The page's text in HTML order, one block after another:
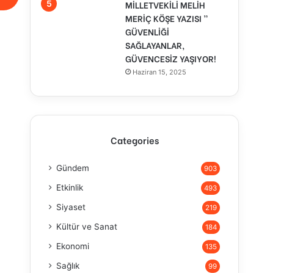
MİLLETVEKİLİ MELİH
MERİÇ KÖŞE YAZISI ”
GÜVENLİĞİ
SAĞLAYANLAR,
GÜVENCESİZ YAŞIYOR!
Haziran 15, 2025
Categories
Gündem 903
Etkinlik 493
Siyaset 219
Kültür ve Sanat 184
Ekonomi 135
Sağlık 99